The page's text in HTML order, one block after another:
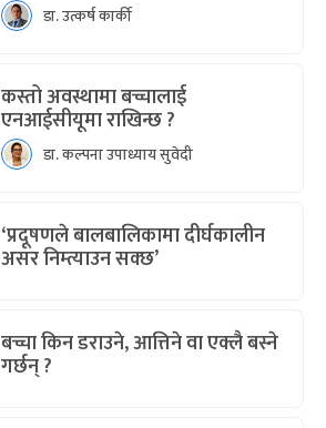
डा. उत्कर्ष कार्की
कस्तो अवस्थामा बच्चालाई
एनआईसीयूमा राखिन्छ ?
डा. कल्पना उपाध्याय सुवेदी
‘प्रदूषणले बालबालिकामा दीर्घकालीन
असर निम्त्याउन सक्छ’
बच्चा किन डराउने, आत्तिने वा एक्लै बस्ने
गर्छन् ?